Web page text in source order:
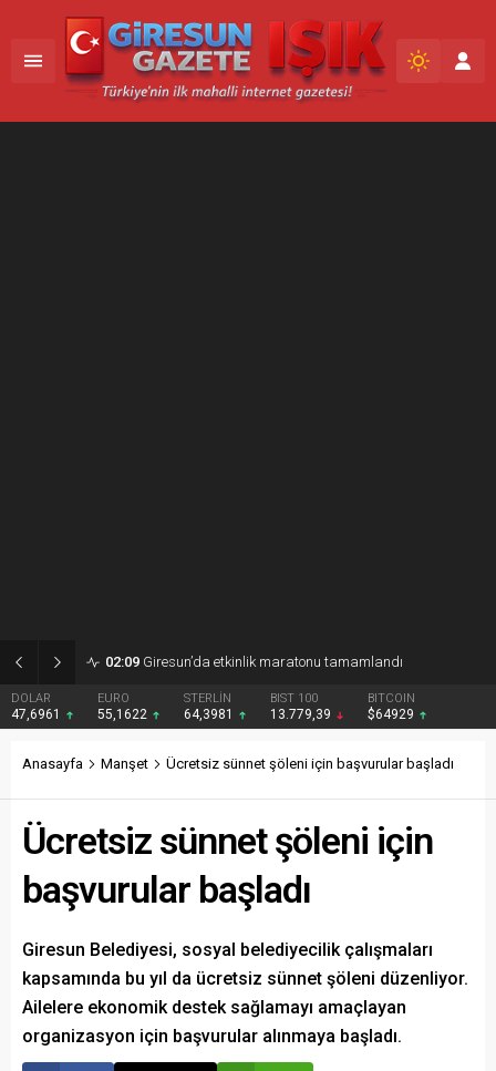
02:09 Giresun’da etkinlik maratonu tamamlandı
DOLAR
47,6961
EURO
55,1622
STERLİN
64,3981
BIST 100
13.779,39
BITCOIN
$64929
Anasayfa Manşet Ücretsiz sünnet şöleni için başvurular başladı
Ücretsiz sünnet şöleni için
başvurular başladı
Giresun Belediyesi, sosyal belediyecilik çalışmaları
kapsamında bu yıl da ücretsiz sünnet şöleni düzenliyor.
Ailelere ekonomik destek sağlamayı amaçlayan
organizasyon için başvurular alınmaya başladı.